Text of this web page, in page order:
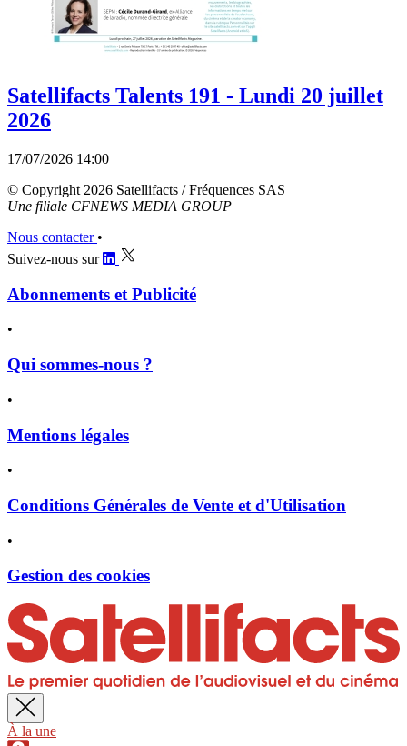
Satellifacts Talents 191 - Lundi 20 juillet
2026
17/07/2026 14:00
© Copyright 2026 Satellifacts / Fréquences SAS
Une filiale CFNEWS MEDIA GROUP
Nous contacter •
Suivez-nous sur
Abonnements et Publicité
•
Qui sommes-nous ?
•
Mentions légales
•
Conditions Générales de Vente et d'Utilisation
•
Gestion des cookies
À la une